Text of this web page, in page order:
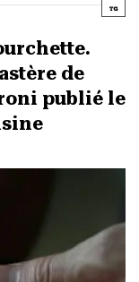
de
publié le